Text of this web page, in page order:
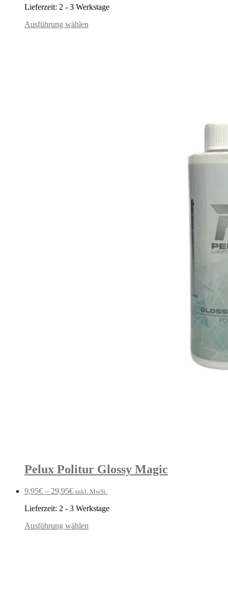
Lieferzeit: 2 - 3 Werkstage
Ausführung wählen
Pelux Politur Glossy Magic
9,95€ – 29,95€ inkl. MwSt.
Lieferzeit: 2 - 3 Werkstage
Ausführung wählen